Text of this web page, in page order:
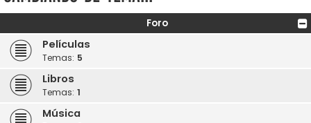
Foro
Películas
Temas: 5
Libros
Temas: 1
Música